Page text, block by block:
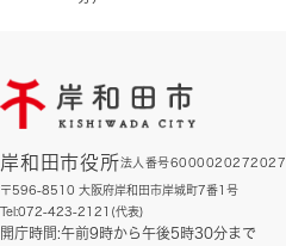
岸和田市役所法人番号6000020272027
〒596-8510 大阪府岸和田市岸城町7番1号
Tel:072-423-2121(代表)
開庁時間:午前9時から午後5時30分まで